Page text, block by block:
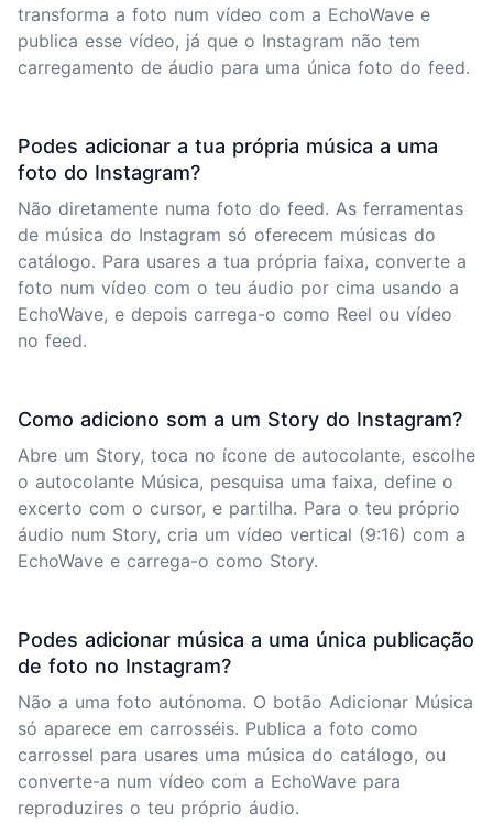
transforma a foto num vídeo com a EchoWave e
publica esse vídeo, já que o Instagram não tem
carregamento de áudio para uma única foto do feed.
Podes adicionar a tua própria música a uma
foto do Instagram?
Não diretamente numa foto do feed. As ferramentas
de música do Instagram só oferecem músicas do
catálogo. Para usares a tua própria faixa, converte a
foto num vídeo com o teu áudio por cima usando a
EchoWave, e depois carrega-o como Reel ou vídeo
no feed.
Como adiciono som a um Story do Instagram?
Abre um Story, toca no ícone de autocolante, escolhe
o autocolante Música, pesquisa uma faixa, define o
excerto com o cursor, e partilha. Para o teu próprio
áudio num Story, cria um vídeo vertical (9:16) com a
EchoWave e carrega-o como Story.
Podes adicionar música a uma única publicação
de foto no Instagram?
Não a uma foto autónoma. O botão Adicionar Música
só aparece em carrosséis. Publica a foto como
carrossel para usares uma música do catálogo, ou
converte-a num vídeo com a EchoWave para
reproduzires o teu próprio áudio.